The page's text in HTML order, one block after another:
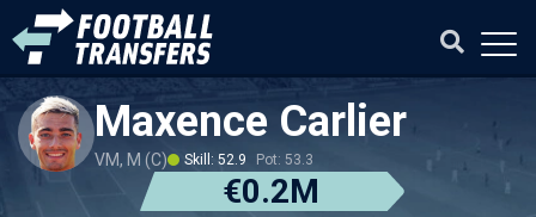
Maxence Carlier
VM, M (C) Skill: 52.9 Pot: 53.3
€0.2M